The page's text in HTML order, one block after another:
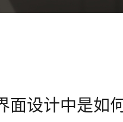
设计中是如